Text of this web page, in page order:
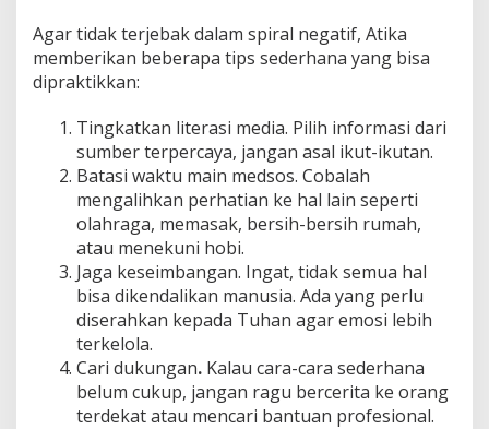
Agar tidak terjebak dalam spiral negatif, Atika
memberikan beberapa tips sederhana yang bisa
dipraktikkan:
Tingkatkan literasi media. Pilih informasi dari
sumber terpercaya, jangan asal ikut-ikutan.
Batasi waktu main medsos. Cobalah
mengalihkan perhatian ke hal lain seperti
olahraga, memasak, bersih-bersih rumah,
atau menekuni hobi.
Jaga keseimbangan. Ingat, tidak semua hal
bisa dikendalikan manusia. Ada yang perlu
diserahkan kepada Tuhan agar emosi lebih
terkelola.
Cari dukungan. Kalau cara-cara sederhana
belum cukup, jangan ragu bercerita ke orang
terdekat atau mencari bantuan profesional.